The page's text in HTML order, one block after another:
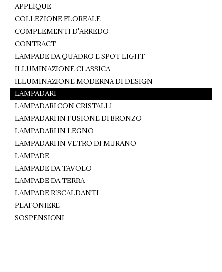
APPLIQUE
COLLEZIONE FLOREALE
COMPLEMENTI D'ARREDO
CONTRACT
LAMPADE DA QUADRO E SPOT LIGHT
ILLUMINAZIONE CLASSICA
ILLUMINAZIONE MODERNA DI DESIGN
LAMPADARI
LAMPADARI CON CRISTALLI
LAMPADARI IN FUSIONE DI BRONZO
LAMPADARI IN LEGNO
LAMPADARI IN VETRO DI MURANO
LAMPADE
LAMPADE DA TAVOLO
LAMPADE DA TERRA
LAMPADE RISCALDANTI
PLAFONIERE
SOSPENSIONI